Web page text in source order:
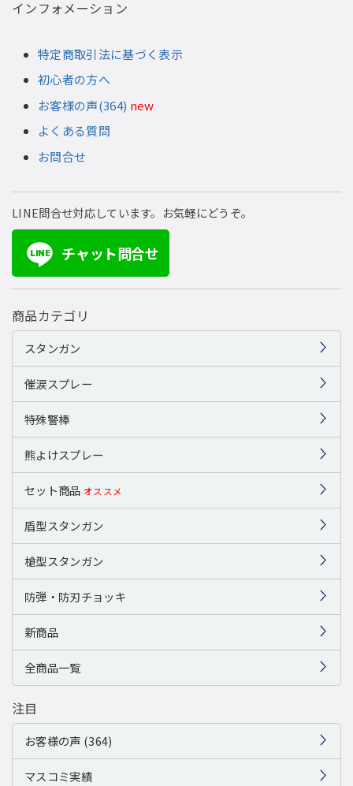
インフォメーション
特定商取引法に基づく表示
初心者の方へ
お客様の声(364) new
よくある質問
お問合せ
LINE問合せ対応しています。お気軽にどうぞ。
LINE チャット問合せ
商品カテゴリ
スタンガン
催涙スプレー
特殊警棒
熊よけスプレー
セット商品 オススメ
盾型スタンガン
槍型スタンガン
防弾・防刃チョッキ
新商品
全商品一覧
注目
お客様の声 (364)
マスコミ実績